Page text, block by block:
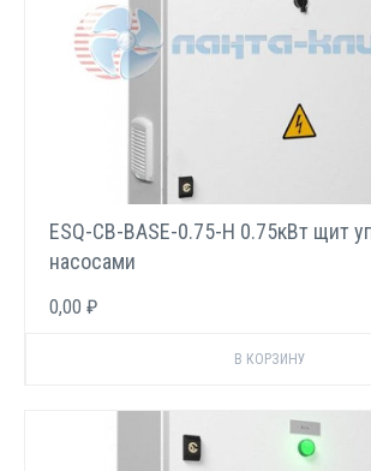
ESQ-CB-BASE-0.75-H 0.75кВт щит
насосами
0,00 ₽